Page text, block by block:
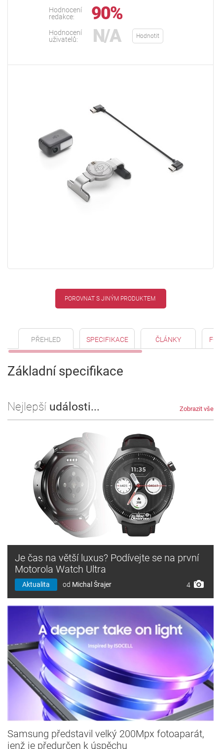
Hodnocení
redakce:
90%
Hodnocení
uživatelů:
N/A Hodnotit
POROVNAT S JINÝM PRODUKTEM
PŘEHLED SPECIFIKACE ČLÁNKY
Základní specifikace
Nejlepší události... Zobrazit vše
Je čas na větší luxus? Podívejte se na první
Motorola Watch Ultra
Aktualita od Michal Šrajer 4
Samsung představil velký 200Mpx fotoaparát,
jenž je předurčen k úspěchu